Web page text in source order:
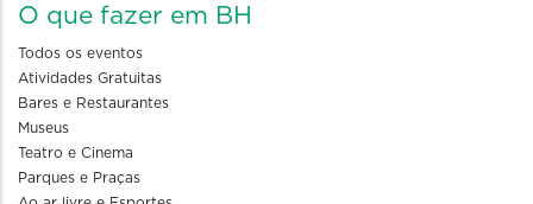
O que fazer em BH
Todos os eventos
Atividades Gratuitas
Bares e Restaurantes
Museus
Teatro e Cinema
Parques e Praças